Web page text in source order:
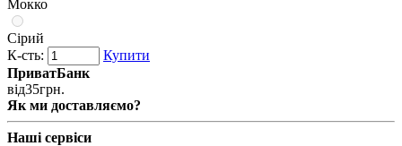
Мокко
Сірий
К-сть:
Купити
ПриватБанк
від35грн.
Як ми доставляємо?
Наші сервіси